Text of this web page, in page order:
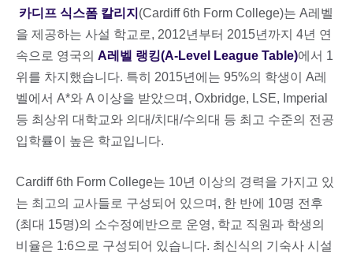
카디프 식스폼 칼리지 (Cardiff 6th Form College)는 A레벨
을 제공하는 사설 학교로, 2012년부터 2015년까지 4년 연
속으로 영국의 A레벨 랭킹(A-Level League Table)에서 1
위를 차지했습니다. 특히 2015년에는 95%의 학생이 A레
벨에서 A*와 A 이상을 받았으며, Oxbridge, LSE, Imperial
등 최상위 대학교와 의대/치대/수의대 등 최고 수준의 전공
입학률이 높은 학교입니다.
Cardiff 6th Form College는 10년 이상의 경력을 가지고 있
는 최고의 교사들로 구성되어 있으며, 한 반에 10명 전후
(최대 15명)의 소수정예반으로 운영, 학교 직원과 학생의
비율은 1:6으로 구성되어 있습니다. 최신식의 기숙사 시설